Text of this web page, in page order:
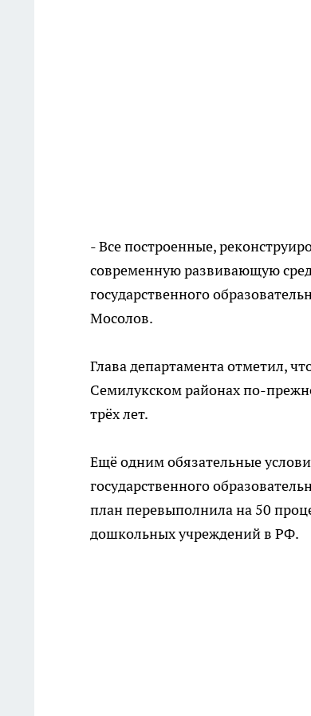
- Все построенные,
современную развивающую
государственного
Мосолов.
Глава департамента отметил,
Семилукском районах по-
трёх лет.
Ещё одним обязательные
государственного
план перевыполнила на 50
дошкольных учреждений в РФ.